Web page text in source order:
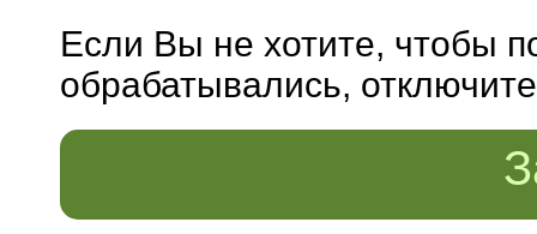
Если Вы не хотите, чтобы
обрабатывались,